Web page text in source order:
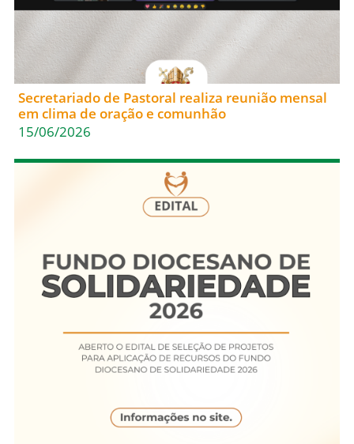
Secretariado de Pastoral realiza reunião mensal
em clima de oração e comunhão
15/06/2026